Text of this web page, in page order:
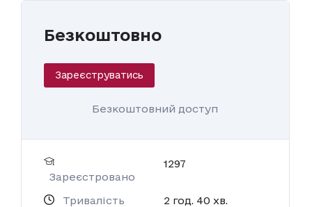
Безкоштовно
Зареєструватись
Безкоштовний доступ
Зареєстровано
1297
Тривалість 2 год. 40 хв.